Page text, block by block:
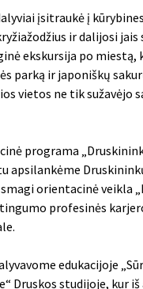
įsitraukė į
ir dalijosi jais
ekskursija po miestą,
parką ir japoniškų
vietos ne tik sužavėjo
programa
apsilankėme
orientacinė veikla
profesinės
edukacijoje
Druskos studijoje, kur iš